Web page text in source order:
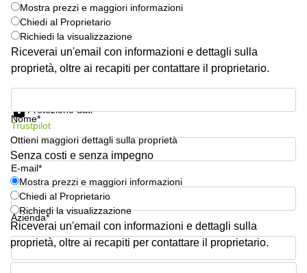
Coworking
Cagliari
Coworking
Pescara
Coworking
Brescia
Affitto
Business
Centers
a
Treviso
Affitto
Business
Centers
a Napoli
Uffici
in
Mostra prezzi e maggiori informazioni
Chiedi al Proprietario
Richiedi la visualizzazione
Riceverai un'email con informazioni e dettagli sulla
proprietà, oltre ai recapiti per contattare il proprietario.
Nome*
E-mail*
Azienda*
Numero di telefono*
Protezione dati
Trustpilot
Ottieni maggiori dettagli sulla proprietà
Senza costi e senza impegno
Mostra prezzi e maggiori informazioni
Chiedi al Proprietario
Richiedi la visualizzazione
Riceverai un'email con informazioni e dettagli sulla
proprietà, oltre ai recapiti per contattare il proprietario.